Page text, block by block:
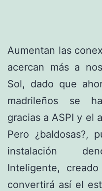
Aumentan las
acercan más a
Sol, dado que
madrileños se
gracias a ASPI y el
Pero ¿baldosas?,
instalación
Inteligente,
convertirá así el